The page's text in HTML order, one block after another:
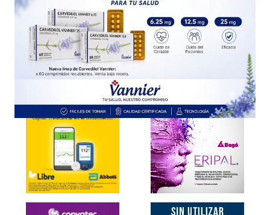
Explorar más
Otros productos conhidroxipropilmetilcelulosa
Otros productos deLafedar